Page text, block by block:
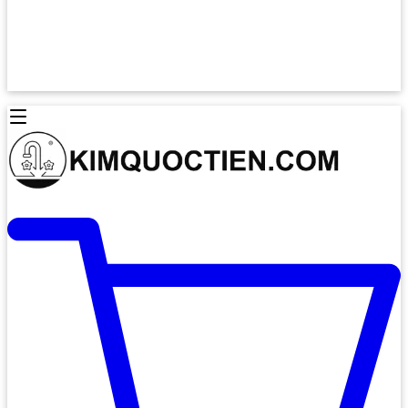
Lò Nướng Hafele
Máy Hút Khử Mùi Classic
Máy Rửa Chén Bát
Máy Rửa Chén Âm Toàn Phần
Máy Rửa Chén Bát 12 Bộ
Máy Rửa Chén Bát Bán Âm
Thiết Bị Vệ Sinh TOTO
Thiết Bị Vệ Sinh American Standard
Thiết Bị Vệ Sinh VIGLACERA
Thiết Bị Vệ Sinh THIÊN THANH
Thiết Bị Bếp